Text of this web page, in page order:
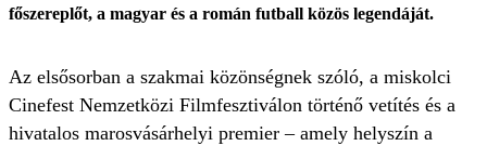
főszereplőt, a magyar és a román futball közös legendáját.
Az elsősorban a szakmai közönségnek szóló, a miskolci
Cinefest Nemzetközi Filmfesztiválon történő vetítés és a
hivatalos marosvásárhelyi premier – amely helyszín a